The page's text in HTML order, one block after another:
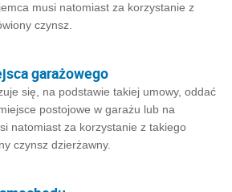
musi natomiast za korzystanie z
czynsz.
garażowego
się, na podstawie takiej umowy, oddać
postojowe w garażu lub na
natomiast za korzystanie z takiego
czynsz dzierżawny.